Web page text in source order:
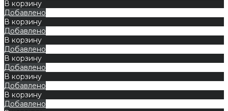
В корзину
Добавлено
В корзину
Добавлено
В корзину
Добавлено
В корзину
Добавлено
В корзину
Добавлено
В корзину
Добавлено